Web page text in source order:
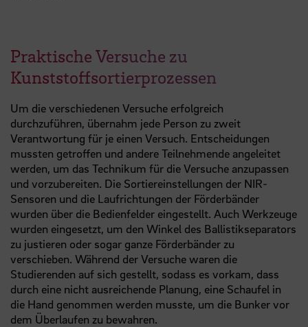
Praktische Versuche zu
Kunststoffsortierprozessen
Um die verschiedenen Versuche erfolgreich
durchzuführen, übernahm jede Person zu zweit
Verantwortung für je einen Versuch. Entscheidungen
mussten getroffen und andere Teilnehmende angeleitet
werden, um das Technikum für die Versuche anzupassen
und vorzubereiten. Die Sortiereinstellungen der NIR-
Sensoren und die Laufrichtungen der Förderbänder
wurden über die Bedienfelder eingestellt. Auch Werkzeuge
wurden eingesetzt, um den Winkel des Ballistikseparators
zu justieren oder sogar ganze Förderbänder zu
verschieben. Während der Versuche waren die
Studierenden auf sich gestellt, sodass es vorkam, dass
durch eine nicht ausreichende Planung, eine Schaufel in
die Hand genommen werden musste, um die Bunker vor
dem Überlaufen zu bewahren.